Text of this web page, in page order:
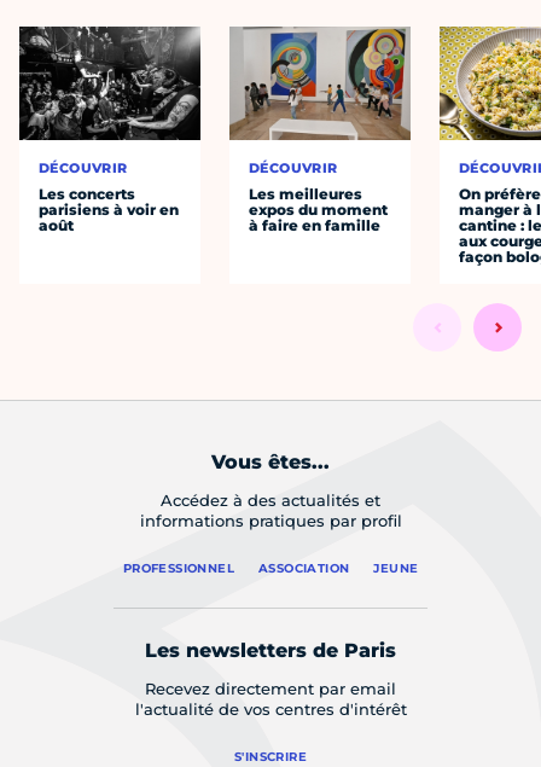
DÉCOUVRIR
Les concerts
parisiens à voir en
août
DÉCOUVRIR
Les meilleures
expos du moment
à faire en famille
On préfère
manger à
cantine :
aux
façon
Vous êtes...
Accédez à des actualités et
informations pratiques par profil
PROFESSIONNEL ASSOCIATION JEUNE
Les newsletters de Paris
Recevez directement par email
l'actualité de vos centres d'intérêt
S'INSCRIRE